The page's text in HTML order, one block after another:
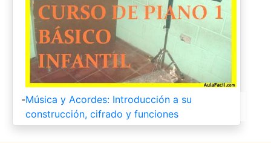
-Música y Acordes: Introducción a su
construcción, cifrado y funciones